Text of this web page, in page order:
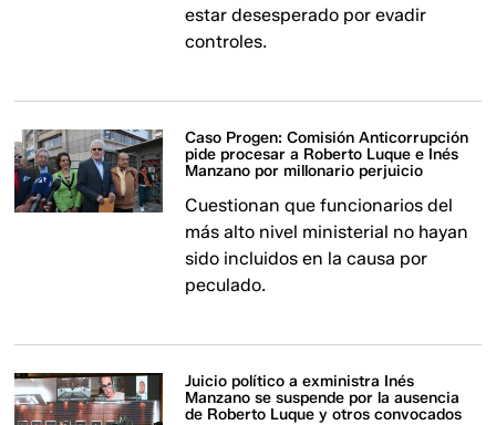
estar desesperado por evadir
controles.
Caso Progen: Comisión Anticorrupción
pide procesar a Roberto Luque e Inés
Manzano por millonario perjuicio
Cuestionan que funcionarios del
más alto nivel ministerial no hayan
sido incluidos en la causa por
peculado.
Juicio político a exministra Inés
Manzano se suspende por la ausencia
de Roberto Luque y otros convocados